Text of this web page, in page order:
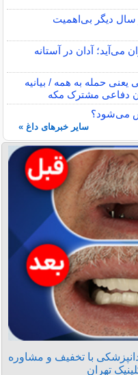
سال دیگر بی‌اهمیت
می‌آید؛ آدان در آستانه
یعنی حمله به همه / بیانیه
دفاعی مشترک مکه
می‌شود؟
سایر خبرهای داغ »
با تخفیف و مشاوره
تهران